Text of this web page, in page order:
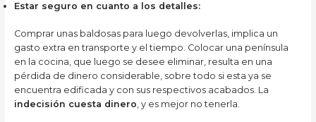
Estar seguro en cuanto a los detalles:
Comprar unas baldosas para luego devolverlas, implica un
gasto extra en transporte y el tiempo. Colocar una península
en la cocina, que luego se desee eliminar, resulta en una
pérdida de dinero considerable, sobre todo si esta ya se
encuentra edificada y con sus respectivos acabados. La
indecisión cuesta dinero, y es mejor no tenerla.